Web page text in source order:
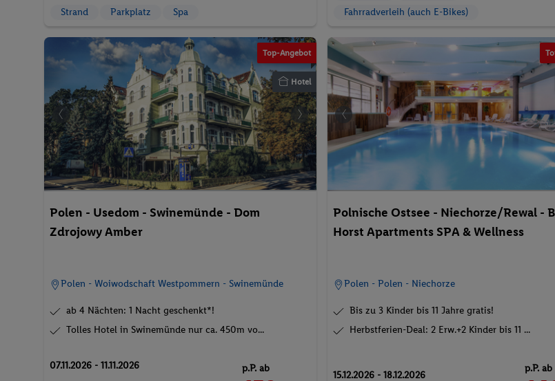
Strand Parkplatz Spa
Fahrradverleih (auch E-Bikes)
Top-Angebot
Hotel
Polen - Usedom - Swinemünde - Dom
Zdrojowy Amber
Polen - Woiwodschaft Westpommern - Swinemünde
ab 4 Nächten: 1 Nacht geschenkt*!
Tolles Hotel in Swinemünde nur ca. 450m vo...
07.11.2026 - 11.11.2026 p.P. ab
Polnische Ostsee - Niechorze/Rewal -
Horst Apartments SPA & Wellness
Polen - Polen - Niechorze
Bis zu 3 Kinder bis 11 Jahre gratis!
Herbstferien-Deal: 2 Erw.+2 Kinder bis 11 ...
15.12.2026 - 18.12.2026
p.P. ab